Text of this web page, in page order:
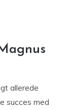
allerede
succes med